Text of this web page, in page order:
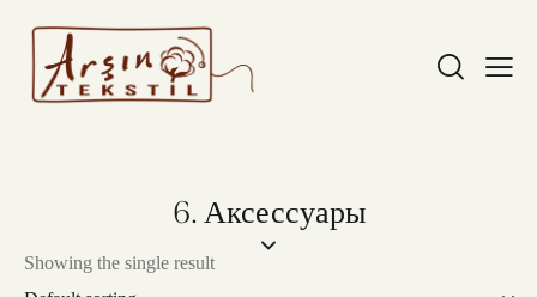
6. Аксессуары
Showing the single result